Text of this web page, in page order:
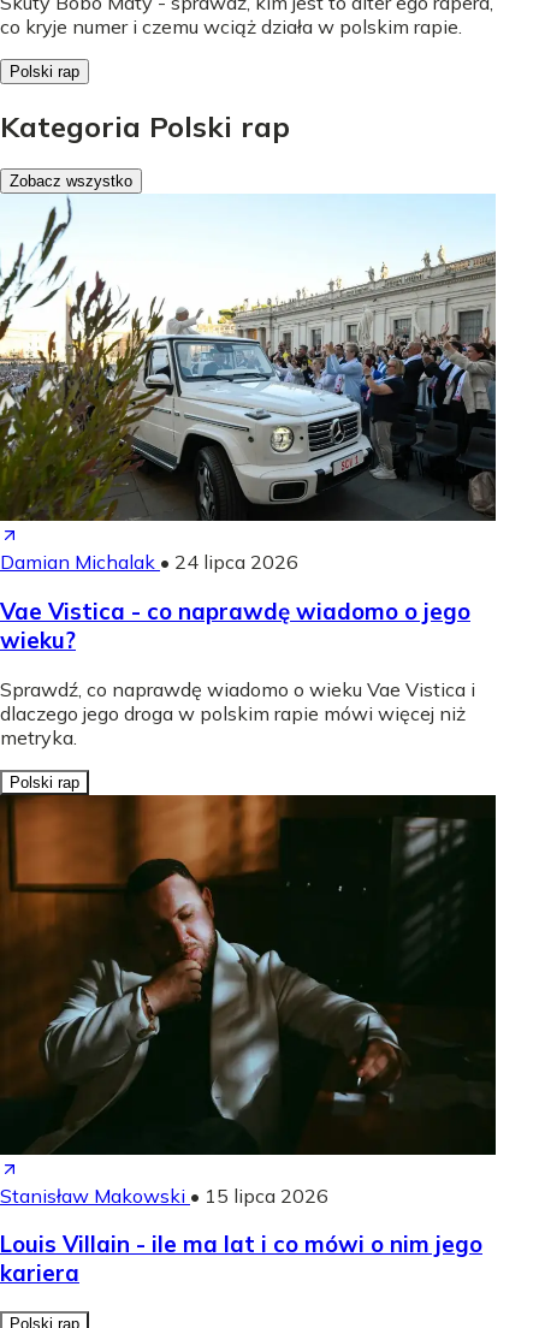
co kryje numer i czemu wciąż działa w polskim rapie.
Polski rap
Kategoria Polski rap
Zobacz wszystko
Damian Michalak • 24 lipca 2026
Vae Vistica - co naprawdę wiadomo o jego
wieku?
Sprawdź, co naprawdę wiadomo o wieku Vae Vistica i
dlaczego jego droga w polskim rapie mówi więcej niż
metryka.
Polski rap
Stanisław Makowski • 15 lipca 2026
Louis Villain - ile ma lat i co mówi o nim jego
kariera
Polski rap